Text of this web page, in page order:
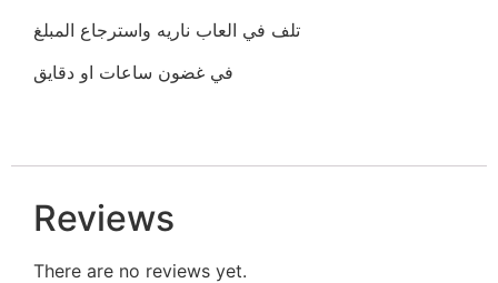
تلف في العاب ناريه واسترجاع المبلغ
في غضون ساعات او دقايق
Reviews
There are no reviews yet.